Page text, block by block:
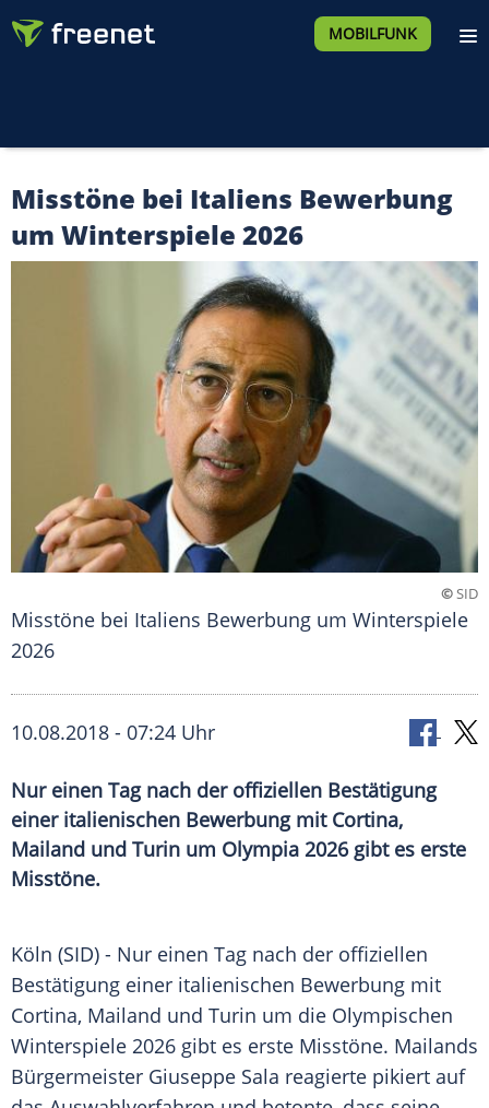
MOBILFUNK
Misstöne bei Italiens Bewerbung
um Winterspiele 2026
©SID
Misstöne bei Italiens Bewerbung um Winterspiele
2026
10.08.2018 - 07:24 Uhr
Nur einen Tag nach der offiziellen Bestätigung
einer italienischen Bewerbung mit Cortina,
Mailand und Turin um Olympia 2026 gibt es erste
Misstöne.
Köln (SID) - Nur einen Tag nach der offiziellen
Bestätigung einer italienischen Bewerbung mit
Cortina, Mailand und Turin um die Olympischen
Winterspiele 2026 gibt es erste Misstöne. Mailands
Bürgermeister Giuseppe Sala reagierte pikiert auf